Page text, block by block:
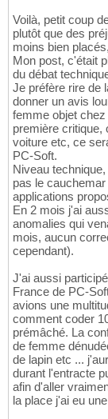
Voilà, petit coup
plutôt que des
moins bien
Mon post, c'était
du débat
Je préfère rire de
donner un avis
femme objet
première critique,
voiture etc, ce
PC-Soft.
Niveau
pas le
applications
En 2 mois j'ai
anomalies qui
mois, aucun
cependant).
J'ai aussi
France de PC-
avions une
comment coder
prémâché. La
de femme
de lapin etc ...
durant l'entracte
afin d'aller
la place j'ai eu